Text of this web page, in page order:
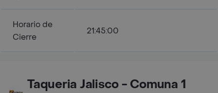
Horario de
Cierre
21:45:00
Taqueria Jalisco - Comuna 1